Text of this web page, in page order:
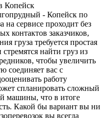
Копейск
- Копейск по
на сервисе проходит без
контактов заказчиков,
груза требуется простая
найти груз из
чтобы увеличить
соединяет вас с
работу
спланировать сложный
машины, что в итоге
Какой бы вариант вы ни
вы всегда